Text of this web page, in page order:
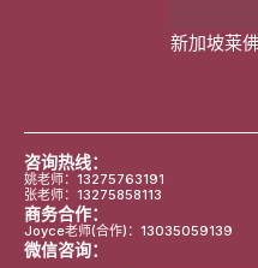
新加坡莱
咨询热线：
姚老师：13275763191
张老师：13275858113
商务合作：
Joyce老师(合作)：13035059139
微信咨询：